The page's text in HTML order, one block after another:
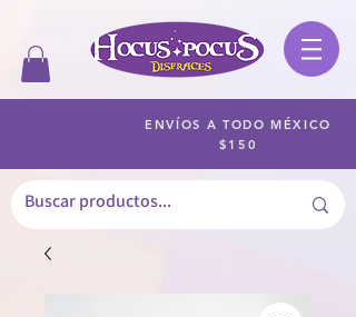
ENVÍOS A TODO MÉXICO
$150